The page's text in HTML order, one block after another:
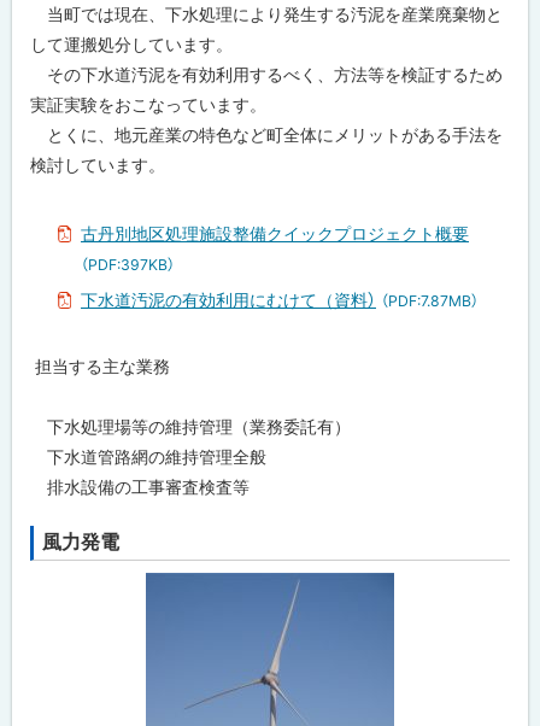
当町では現在、下水処理により発生する汚泥を産業廃棄物と
して運搬処分しています。
その下水道汚泥を有効利用するべく、方法等を検証するため
実証実験をおこなっています。
とくに、地元産業の特色など町全体にメリットがある手法を
検討しています。
古丹別地区処理施設整備クイックプロジェクト概要
（PDF:397KB）
下水道汚泥の有効利用にむけて（資料） （PDF:7.87MB）
担当する主な業務
下水処理場等の維持管理（業務委託有）
下水道管路網の維持管理全般
排水設備の工事審査検査等
風力発電